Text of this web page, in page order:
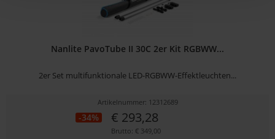
Nanlite PavoTube II 30C 2er Kit RGBWW...
2er Set multifunktionale LED-RGBWW-Effektleuchten...
Artikelnummer: 12312689
-34% € 293,28
Brutto: € 349,00